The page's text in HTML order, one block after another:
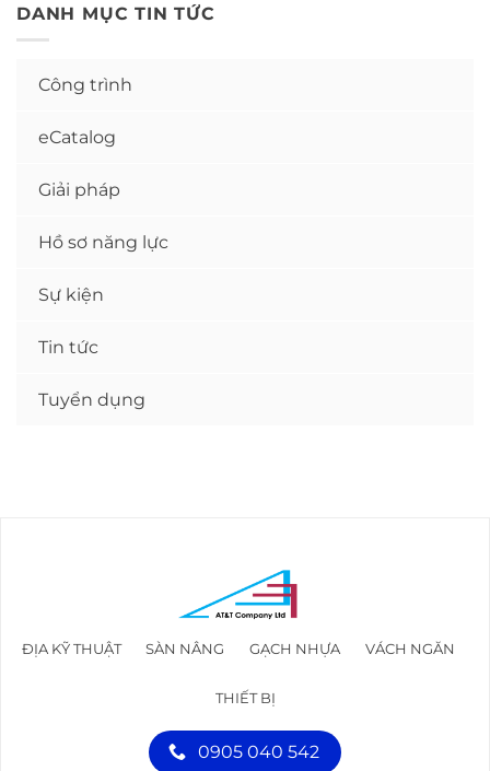
DANH MỤC TIN TỨC
Công trình
eCatalog
Giải pháp
Hồ sơ năng lực
Sự kiện
Tin tức
Tuyển dụng
ĐỊA KỸ THUẬT SÀN NÂNG GẠCH NHỰA VÁCH NGĂN
THIẾT BỊ
0905 040 542